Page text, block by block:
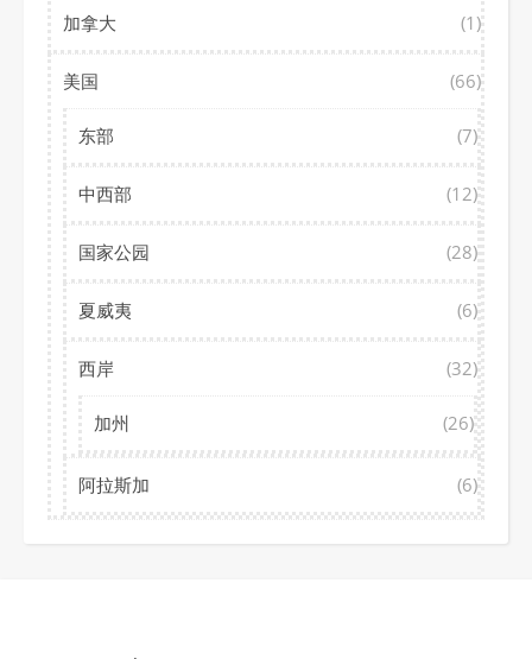
加拿大 (1)
美国 (66)
东部 (7)
中西部 (12)
国家公园 (28)
夏威夷 (6)
西岸 (32)
加州 (26)
阿拉斯加 (6)